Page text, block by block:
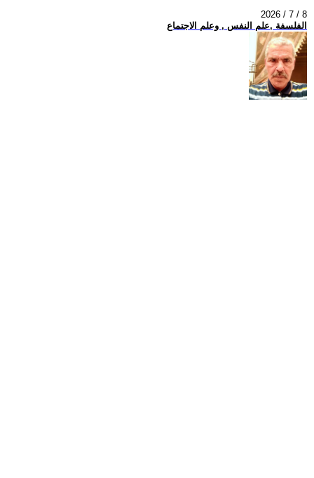
2026 / 7 / 8
الفلسفة ,علم النفس , وعلم الاجتماع